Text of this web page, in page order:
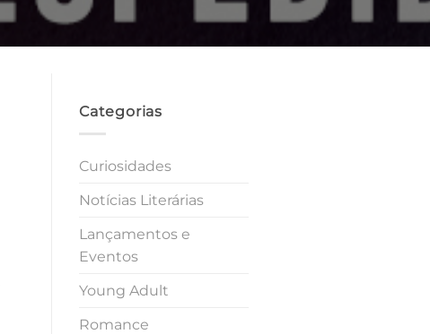
Categorias
Curiosidades
Notícias Literárias
Lançamentos e
Eventos
Young Adult
Romance